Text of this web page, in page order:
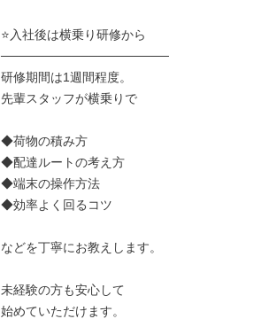
⭐入社後は横乗り研修から
───────────────────
研修期間は1週間程度。
先輩スタッフが横乗りで
◆荷物の積み方
◆配達ルートの考え方
◆端末の操作方法
◆効率よく回るコツ
などを丁寧にお教えします。
未経験の方も安心して
始めていただけます。